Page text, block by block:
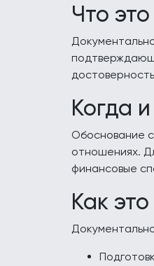
Что
Когда
Обоснование
отношениях.
финансовые
Как